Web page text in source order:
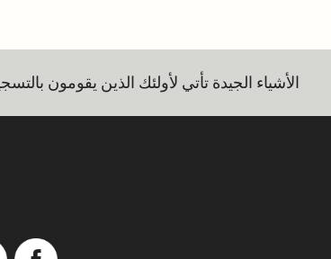
الأشياء الجيدة تأتي لأولئك الذين يقومون